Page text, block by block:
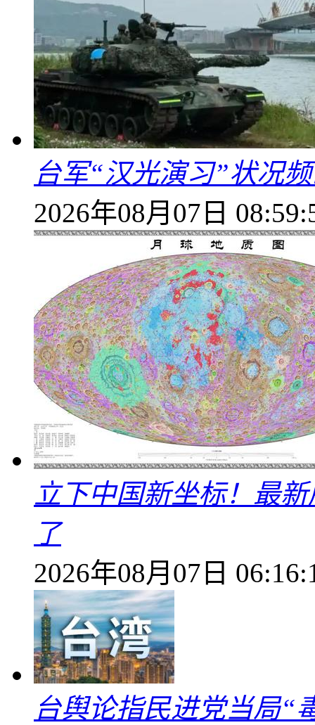
台军“汉光演习”状况
2026年08月07日
立下中国新坐标！最
了
2026年08月07日
台舆论指民进党当局“